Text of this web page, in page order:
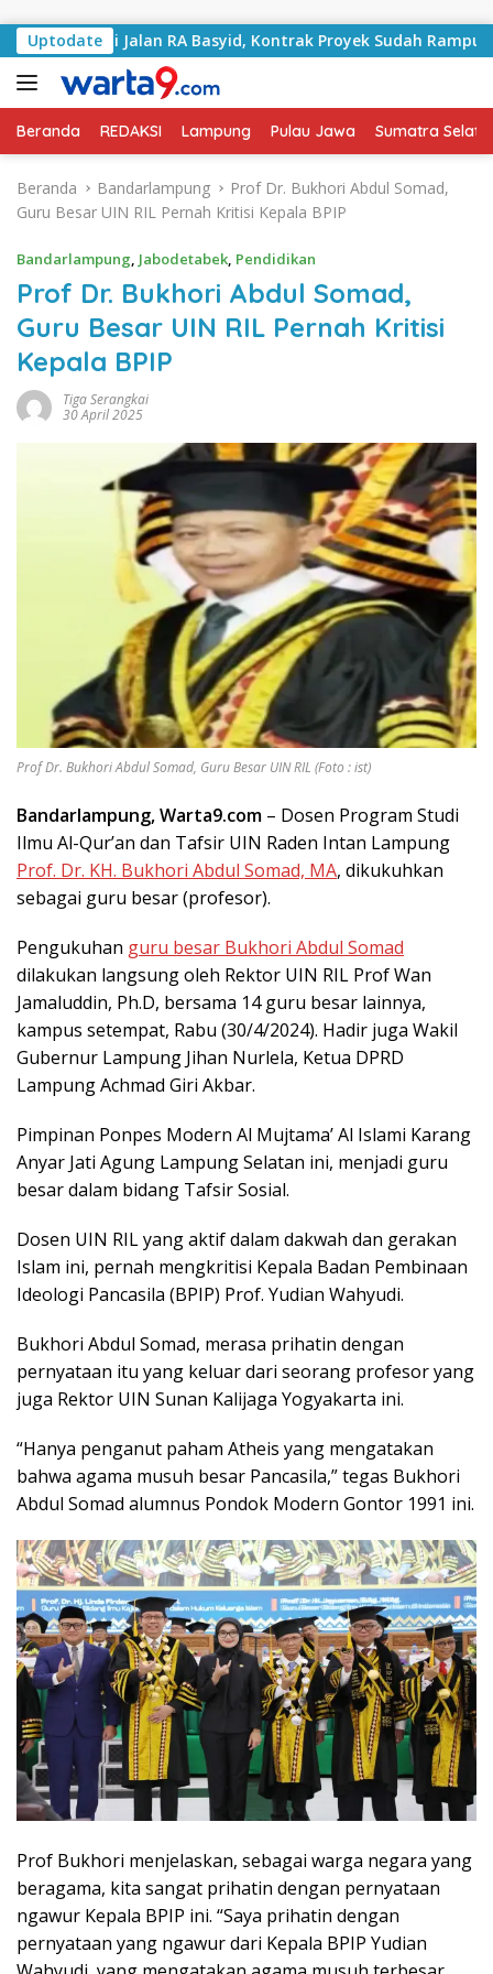
Uptodate
Jalan RA Basyid, Kontrak Proyek Sudah Rampung
Beranda REDAKSI Lampung Pulau Jawa Sumatra
Beranda Bandarlampung
Prof Dr. Bukhori Abdul Somad,
Guru Besar UIN RIL Pernah Kritisi Kepala BPIP
Bandarlampung, Jabodetabek, Pendidikan
Prof Dr. Bukhori Abdul Somad,
Guru Besar UIN RIL Pernah Kritisi
Kepala BPIP
Tiga Serangkai
30 April 2025
Prof Dr. Bukhori Abdul Somad, Guru Besar UIN RIL (Foto : ist)
Bandarlampung, Warta9.com – Dosen Program Studi
Ilmu Al-Qur’an dan Tafsir UIN Raden Intan Lampung
Prof. Dr. KH. Bukhori Abdul Somad, MA, dikukuhkan
sebagai guru besar (profesor).
Pengukuhan guru besar Bukhori Abdul Somad
dilakukan langsung oleh Rektor UIN RIL Prof Wan
Jamaluddin, Ph.D, bersama 14 guru besar lainnya,
kampus setempat, Rabu (30/4/2024). Hadir juga Wakil
Gubernur Lampung Jihan Nurlela, Ketua DPRD
Lampung Achmad Giri Akbar.
Pimpinan Ponpes Modern Al Mujtama’ Al Islami Karang
Anyar Jati Agung Lampung Selatan ini, menjadi guru
besar dalam bidang Tafsir Sosial.
Dosen UIN RIL yang aktif dalam dakwah dan gerakan
Islam ini, pernah mengkritisi Kepala Badan Pembinaan
Ideologi Pancasila (BPIP) Prof. Yudian Wahyudi.
Bukhori Abdul Somad, merasa prihatin dengan
pernyataan itu yang keluar dari seorang profesor yang
juga Rektor UIN Sunan Kalijaga Yogyakarta ini.
“Hanya penganut paham Atheis yang mengatakan
bahwa agama musuh besar Pancasila,” tegas Bukhori
Abdul Somad alumnus Pondok Modern Gontor 1991 ini.
Prof Bukhori menjelaskan, sebagai warga negara yang
beragama, kita sangat prihatin dengan pernyataan
ngawur Kepala BPIP ini. “Saya prihatin dengan
pernyataan yang ngawur dari Kepala BPIP Yudian